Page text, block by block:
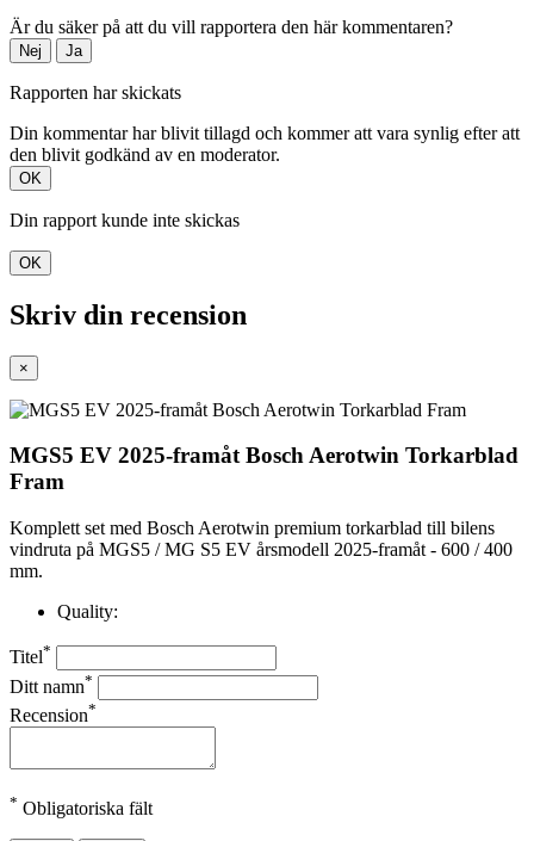
Är du säker på att du vill rapportera den här kommentaren?
Nej Ja
Rapporten har skickats
Din kommentar har blivit tillagd och kommer att vara synlig efter att
den blivit godkänd av en moderator.
OK
Din rapport kunde inte skickas
OK
Skriv din recension
×
MGS5 EV 2025-framåt Bosch Aerotwin Torkarblad
Fram
Komplett set med Bosch Aerotwin premium torkarblad till bilens
vindruta på MGS5 / MG S5 EV årsmodell 2025-framåt - 600 / 400
mm.
Quality:
Titel*
Ditt namn*
Recension*
* Obligatoriska fält